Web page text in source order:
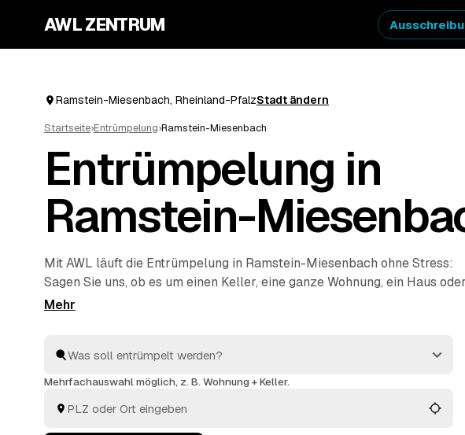
AWL ZENTRUM
Ramstein-Miesenbach, Rheinland-PfalzStadt ändern
Startseite›Entrümpelung›Ramstein-Miesenbach
Entrümpelung in
Ramstein-
Mit AWL läuft die Entrümpelung in Ramstein-Miesenbach ohne Stress:
Sagen Sie uns, ob es um einen Keller, eine ganze Wohnung, ein Haus oder
eine Messie-Wohnung geht, und Sie bekommen dafür mehrere Festpreis-
das einzelne Anfragen und sehen direkt, welches Angebot am besten
Mehrfachauswahl möglich, z. B. Wohnung + Keller.